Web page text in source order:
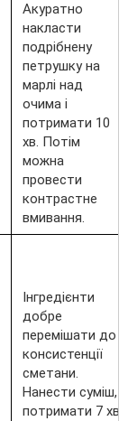
Акуратно
накласти
подрібнену
петрушку на
марлі над
очима і
потримати 10
хв. Потім
можна
провести
контрастне
вмивання.
Інгредієнти
добре
перемішати до
консистенції
сметани.
Нанести суміш,
потримати 7 хв.